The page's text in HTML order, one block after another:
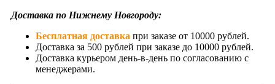
Доставка по Нижнему Новгороду:
Бесплатная доставка при заказе от 10000 рублей.
Доставка за 500 рублей при заказе до 10000 рублей.
Доставка курьером день-в-день по согласованию с
менеджерами.